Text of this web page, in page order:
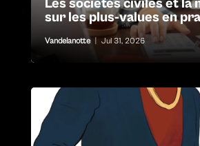
Les sociétés civiles et la
sur les plus-values en
Vandelanotte Jul 31, 2026